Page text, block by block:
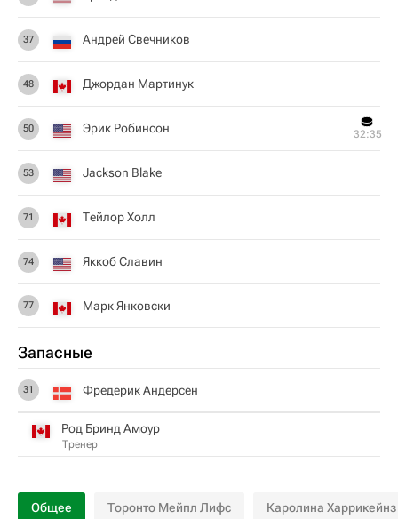
37 Андрей Свечников
48 Джордан Мартинук
50 Эрик Робинсон 32:35
53 Jackson Blake
71 Тейлор Холл
74 Яккоб Славин
77 Марк Янковски
Запасные
31 Фредерик Андерсен
Род Бринд Амоур
Тренер
Общее Торонто Мейпл Лифс Каролина Харрикейнз